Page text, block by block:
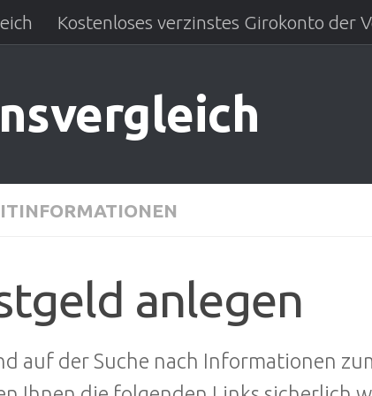
Kostenloses verzinstes Girokonto der
anlegen
auf der Suche nach Informationen